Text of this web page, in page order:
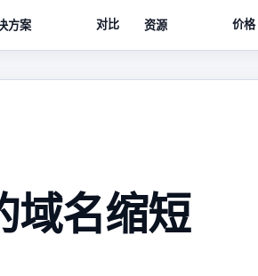
方案 对比 资源 价格
域名缩短